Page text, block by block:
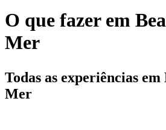
O que fazer em
Mer
Todas as experiências
Mer